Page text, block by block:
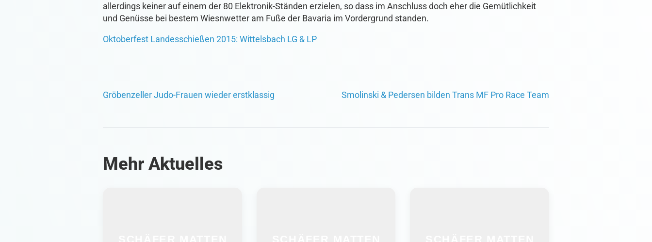
allerdings keiner auf einem der 80 Elektronik-Ständen erzielen, so dass im Anschluss doch eher die Gemütlichkeit
und Genüsse bei bestem Wiesnwetter am Fuße der Bavaria im Vordergrund standen.
Oktoberfest Landesschießen 2015: Wittelsbach LG & LP
Gröbenzeller Judo-Frauen wieder erstklassig Smolinski & Pedersen bilden Trans MF Pro Race Team
Mehr Aktuelles